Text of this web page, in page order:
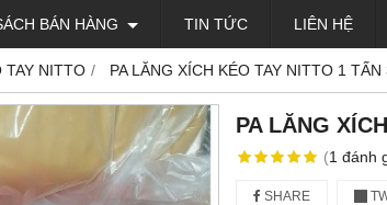
BÁN HÀNG TIN TỨC LIÊN HỆ
TAY NITTO PA LĂNG XÍCH KÉO TAY NITTO 1
PA LĂNG
(1 đánh
SHARE